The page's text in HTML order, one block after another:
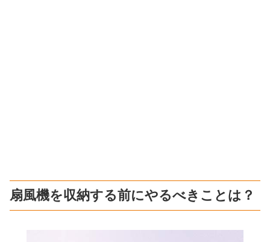
扇風機を収納する前にやるべきことは？